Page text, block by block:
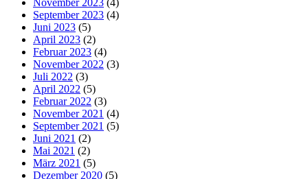
September 2023 (4)
Juni 2023 (5)
April 2023 (2)
Februar 2023 (4)
November 2022 (3)
Juli 2022 (3)
April 2022 (5)
Februar 2022 (3)
November 2021 (4)
September 2021 (5)
Juni 2021 (2)
Mai 2021 (2)
März 2021 (5)
Dezember 2020 (5)